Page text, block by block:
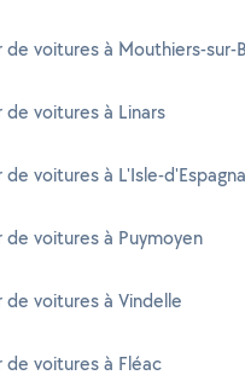
de voitures à Mouthiers-sur-
de voitures à Linars
de voitures à L'Isle-
de voitures à Puymoyen
de voitures à Vindelle
de voitures à Fléac